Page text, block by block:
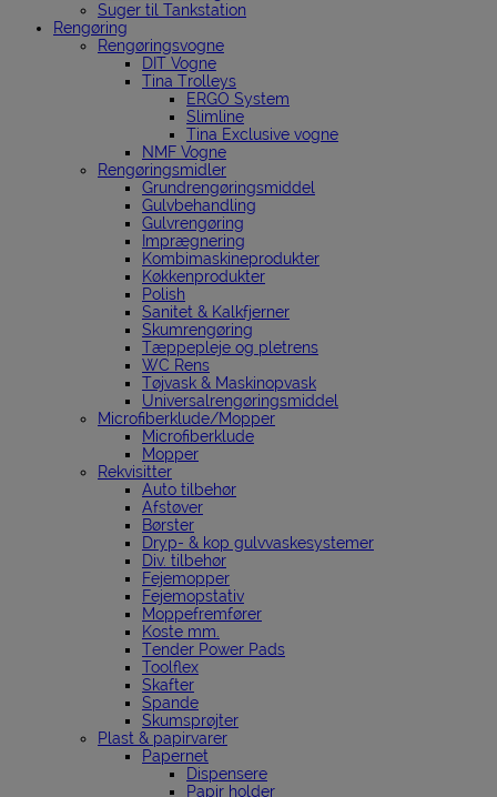
Suger til Tankstation
Rengøring
Rengøringsvogne
DIT Vogne
Tina Trolleys
ERGO System
Slimline
Tina Exclusive vogne
NMF Vogne
Rengøringsmidler
Grundrengøringsmiddel
Gulvbehandling
Gulvrengøring
Imprægnering
Kombimaskineprodukter
Køkkenprodukter
Polish
Sanitet & Kalkfjerner
Skumrengøring
Tæppepleje og pletrens
WC Rens
Tøjvask & Maskinopvask
Universalrengøringsmiddel
Microfiberklude/Mopper
Microfiberklude
Mopper
Rekvisitter
Auto tilbehør
Afstøver
Børster
Dryp- & kop gulvvaskesystemer
Div. tilbehør
Fejemopper
Fejemopstativ
Moppefremfører
Koste mm.
Tender Power Pads
Toolflex
Skafter
Spande
Skumsprøjter
Plast & papirvarer
Papernet
Dispensere
Papir holder